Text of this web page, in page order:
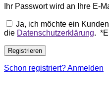
Ihr Passwort wird an Ihre E-
Ja, ich möchte ein
die Datenschutzerklärung. *
Registrieren
Schon registriert? Anmelden